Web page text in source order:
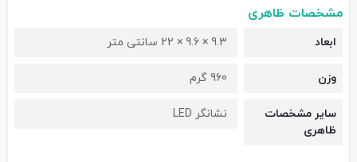
مشخصات ظاهری
ابعاد 9.3 × 9.6 × 22 سانتی متر
وزن 960 گرم
سایر مشخصات
ظاهری
نشانگر LED